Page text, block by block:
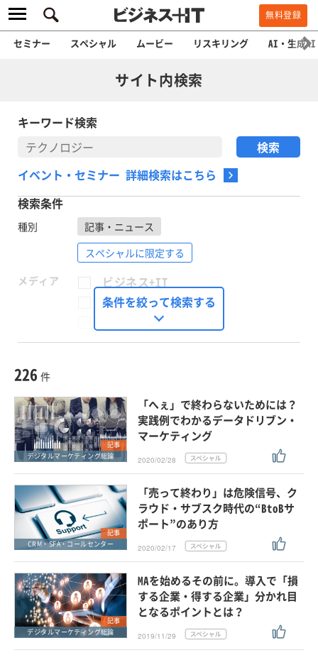
無料登録
セミナー スペシャル ムービー リスキリング AI・生成AI
サイト内検索
キーワード検索
イベント・セミナー 詳細検索はこちら
検索条件
種別
記事・ニュース
スペシャルに限定する
メディア
ビジネス+IT
FinTech Journal
Seizo Trend
外部ニュース
スペシャルに限定する
タグ
クリア この条件で検索する
条件を絞って検索する
226 件
記事
デジタルマーケティング総論
「へぇ」で終わらないためには？
実践例でわかるデータドリブン・
マーケティング
2020/02/28
記事
CRM・SFA・コールセンター
「売って終わり」は危険信号、ク
ラウド・サブスク時代の“BtoBサ
ポート”のあり方
2020/02/17
記事
デジタルマーケティング総論
MAを始めるその前に。導入で「損
する企業・得する企業」分かれ目
となるポイントとは？
2019/11/29